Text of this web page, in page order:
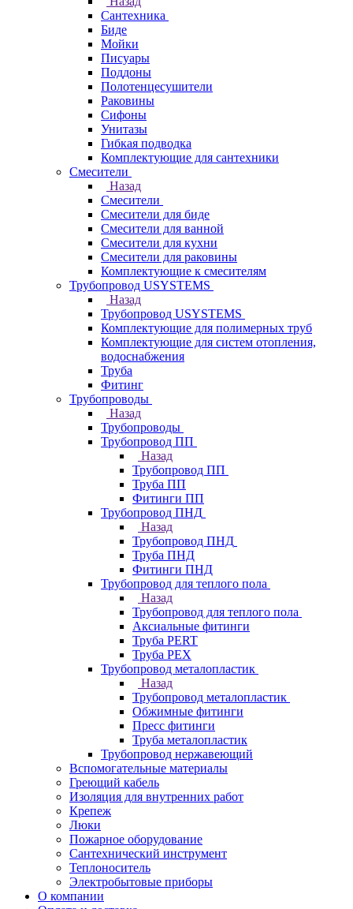
Сантехника
Биде
Мойки
Писуары
Поддоны
Полотенцесушители
Раковины
Сифоны
Унитазы
Гибкая подводка
Комплектующие для сантехники
Смесители
Назад
Смесители
Смесители для биде
Смесители для ванной
Смесители для кухни
Смесители для раковины
Комплектующие к смесителям
Трубопровод USYSTEMS
Назад
Трубопровод USYSTEMS
Комплектующие для полимерных труб
Комплектующие для систем отопления,
водоснабжения
Труба
Фитинг
Трубопроводы
Назад
Трубопроводы
Трубопровод ПП
Назад
Трубопровод ПП
Труба ПП
Фитинги ПП
Трубопровод ПНД
Назад
Трубопровод ПНД
Труба ПНД
Фитинги ПНД
Трубопровод для теплого пола
Назад
Трубопровод для теплого пола
Аксиальные фитинги
Труба PERT
Труба PEX
Трубопровод металопластик
Назад
Трубопровод металопластик
Обжимные фитинги
Пресс фитинги
Труба металопластик
Трубопровод нержавеющий
Вспомогательные материалы
Греющий кабель
Изоляция для внутренних работ
Крепеж
Люки
Пожарное оборудование
Сантехнический инструмент
Теплоноситель
Электробытовые приборы
О компании